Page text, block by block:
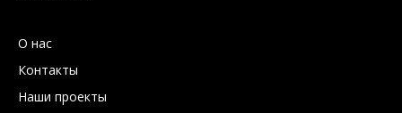
О нас
Контакты
Наши проекты